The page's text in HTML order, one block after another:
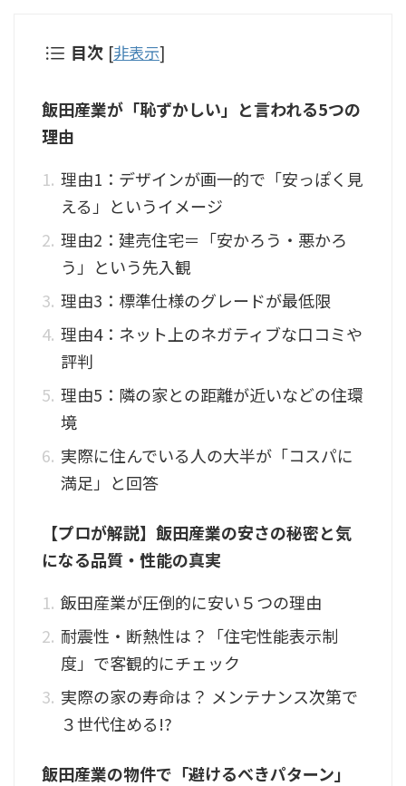
目次 [非表示]
飯田産業が「恥ずかしい」と言われる5つの
理由
理由1：デザインが画一的で「安っぽく見
える」というイメージ
理由2：建売住宅＝「安かろう・悪かろ
う」という先入観
理由3：標準仕様のグレードが最低限
理由4：ネット上のネガティブな口コミや
評判
理由5：隣の家との距離が近いなどの住環
境
実際に住んでいる人の大半が「コスパに
満足」と回答
【プロが解説】飯田産業の安さの秘密と気
になる品質・性能の真実
飯田産業が圧倒的に安い５つの理由
耐震性・断熱性は？「住宅性能表示制
度」で客観的にチェック
実際の家の寿命は？ メンテナンス次第で
３世代住める!?
飯田産業の物件で「避けるべきパターン」